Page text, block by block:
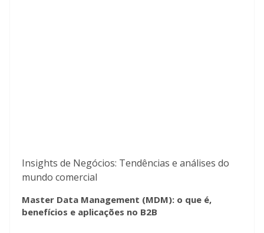
Insights de Negócios: Tendências e análises do
mundo comercial
Master Data Management (MDM): o que é,
benefícios e aplicações no B2B